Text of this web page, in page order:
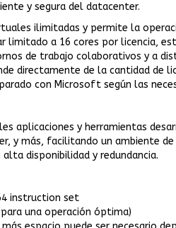
y segura del datacenter.
ilimitadas y permite la
limitado a 16 cores por licencia,
de trabajo colaborativos y a
directamente de la cantidad de
con Microsoft según las
aplicaciones y herramientas
y más, facilitando un ambiente
disponibilidad y redundancia.
instruction set
para una operación óptima)